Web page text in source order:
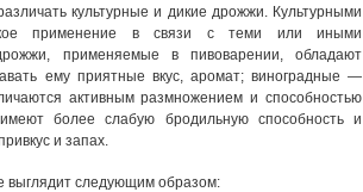
культурные и дикие дрожжи. Культурными
применение в связи с теми или иными
применяемые в пивоварении, обладают
ему приятные вкус, аромат; виноградные —
активным размножением и способностью
более слабую бродильную способность и
и запах.
выглядит следующим образом: